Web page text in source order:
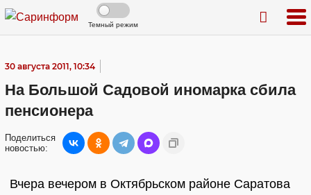
Темный режим
30 августа 2011, 10:34
На Большой Садовой иномарка сбила
пенсионера
Поделиться
новостью:
Вчера вечером в Октябрьском районе Саратова